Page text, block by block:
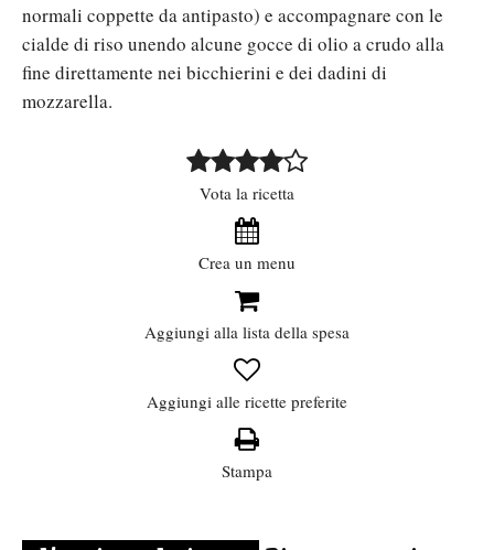
normali coppette da antipasto) e accompagnare con le
cialde di riso unendo alcune gocce di olio a crudo alla
fine direttamente nei bicchierini e dei dadini di
mozzarella.
Vota la ricetta
Crea un menu
Aggiungi alla lista della spesa
Aggiungi alle ricette preferite
Stampa